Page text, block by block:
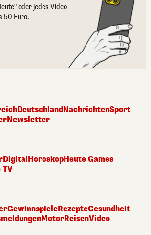
oder jedes Video
50 Euro.
DeutschlandNachrichtenSport
Newsletter
Digital HoroskopHeute Games
TV
GewinnspieleRezepteGesundheit
MotorReisenVideo